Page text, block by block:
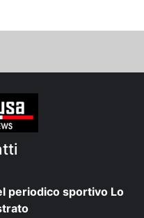
periodico sportivo Lo